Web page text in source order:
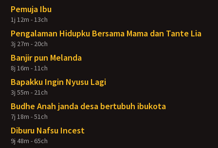
Pemuja Ibu
1j 12m - 13ch
Pengalaman Hidupku Bersama Mama dan Tante Lia
3j 27m - 20ch
Banjir pun Melanda
8j 16m - 11ch
Bapakku Ingin Nyusu Lagi
3j 55m - 21ch
Budhe Anah janda desa bertubuh ibukota
7j 18m - 51ch
Diburu Nafsu Incest
9j 48m - 65ch